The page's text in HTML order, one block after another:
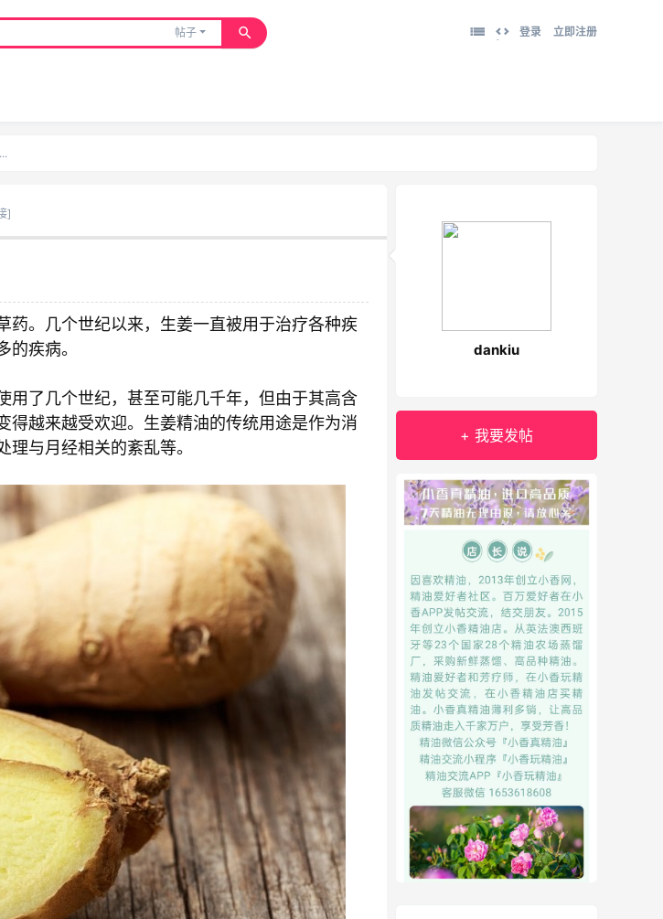
帖子 登录 立即注册
]
药。几个世纪以来，生姜一直被用于治疗各种疾
疾病。
用了几个世纪，甚至可能几千年，但由于其高含
得越来越受欢迎。生姜精油的传统用途是作为消
与月经相关的紊乱等。
dankiu
+ 我要发帖